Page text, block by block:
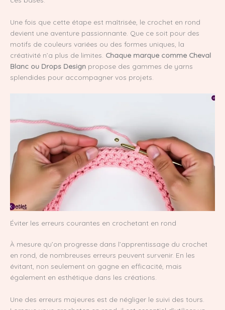
Une fois que cette étape est maîtrisée, le crochet en rond
devient une aventure passionnante. Que ce soit pour des
motifs de couleurs variées ou des formes uniques, la
créativité n’a plus de limites. Chaque marque comme Cheval
Blanc ou Drops Design propose des gammes de yarns
splendides pour accompagner vos projets.
Éviter les erreurs courantes en crochetant en rond
À mesure qu’on progresse dans l’apprentissage du crochet
en rond, de nombreuses erreurs peuvent survenir. En les
évitant, non seulement on gagne en efficacité, mais
également en esthétique dans les créations.
Une des erreurs majeures est de négliger le suivi des tours.